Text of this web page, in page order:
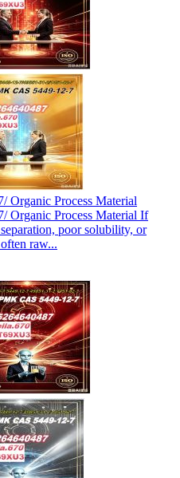
Organic Process Material
Organic Process Material If
poor solubility, or
raw...